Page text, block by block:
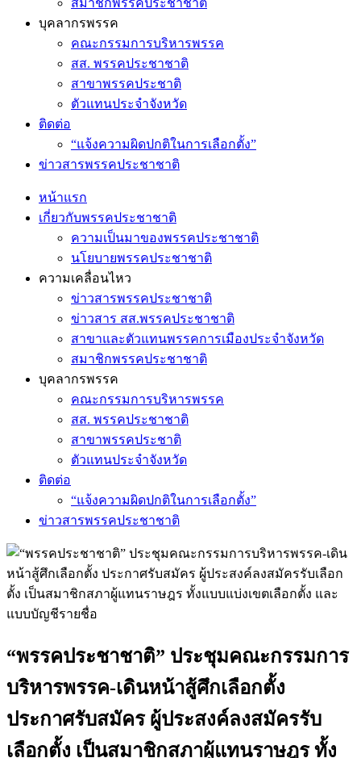
บุคลากรพรรค
คณะกรรมการบริหารพรรค
สส. พรรคประชาชาติ
สาขาพรรคประชาติ
ตัวแทนประจำจังหวัด
ติดต่อ
“แจ้งความผิดปกติในการเลือกตั้ง”
ข่าวสารพรรคประชาชาติ
หน้าแรก
เกี่ยวกับพรรคประชาชาติ
ความเป็นมาของพรรคประชาชาติ
นโยบายพรรคประชาชาติ
ความเคลื่อนไหว
ข่าวสารพรรคประชาชาติ
ข่าวสาร สส.พรรคประชาชาติ
สาขาและตัวแทนพรรคการเมืองประจำจังหวัด
สมาชิกพรรคประชาชาติ
บุคลากรพรรค
คณะกรรมการบริหารพรรค
สส. พรรคประชาชาติ
สาขาพรรคประชาติ
ตัวแทนประจำจังหวัด
ติดต่อ
“แจ้งความผิดปกติในการเลือกตั้ง”
ข่าวสารพรรคประชาชาติ
“พรรคประชาชาติ” ประชุมคณะกรรมการ
บริหารพรรค-เดินหน้าสู้ศึกเลือกตั้ง
ประกาศรับสมัคร ผู้ประสงค์ลงสมัครรับ
เลือกตั้ง เป็นสมาชิกสภาผู้แทนราษฎร ทั้ง